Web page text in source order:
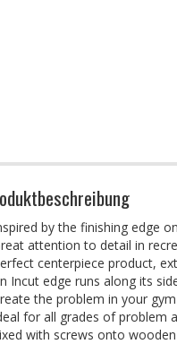
by the finishing edge
attention to detail in
centerpiece product,
Incut edge runs along its
the problem in your
for all grades of problem
with screws onto